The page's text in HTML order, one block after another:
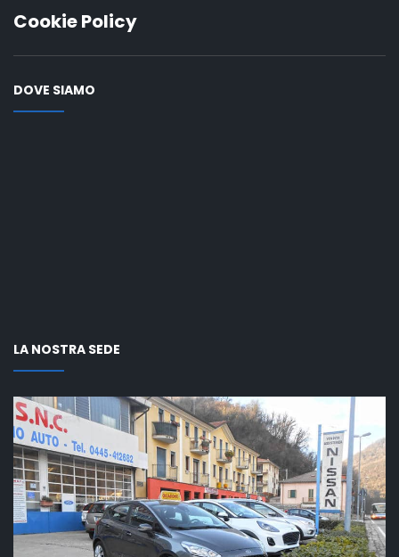
Cookie Policy
DOVE SIAMO
LA NOSTRA SEDE